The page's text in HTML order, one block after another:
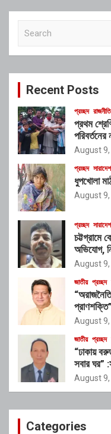
c
Recent Posts
প্রচ্ছদ রাজনীতি
প্রথম
পরিবর্তনের
August
প্রচ্ছদ সারাদেশ
ধুপখোলা
August
প্রচ্ছদ সারাদেশ
চট্টগ্রামে
অভিযোগ,
August
জাতীয় প্রচ্ছদ
August
জাতীয় প্রচ্ছদ
“ঢাকায়
সবার ঘর”
August
Categories